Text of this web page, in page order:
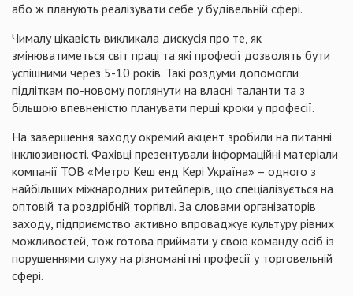
або ж планують реалізувати себе у будівельній сфері.
Чималу цікавість викликала дискусія про те, як
змінюватиметься світ праці та які професії дозволять бути
успішними через 5-10 років. Такі роздуми допомогли
підліткам по-новому поглянути на власні таланти та з
більшою впевненістю планувати перші кроки у професії.
На завершення заходу окремий акцент зробили на питанні
інклюзивності. Фахівці презентували інформаційні матеріали
компанії ТОВ «Метро Кеш енд Кері Україна» – одного з
найбільших міжнародних ритейлерів, що спеціалізується на
оптовій та роздрібній торгівлі. За словами організаторів
заходу, підприємство активно впроваджує культуру рівних
можливостей, тож готова приймати у свою команду осіб із
порушеннями слуху на різноманітні професії у торговельній
сфері.